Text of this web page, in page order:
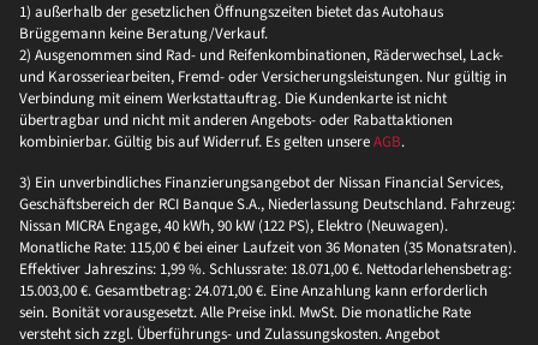
1) außerhalb der gesetzlichen Öffnungszeiten bietet das Autohaus
Brüggemann keine Beratung/Verkauf.
2) Ausgenommen sind Rad- und Reifenkombinationen, Räderwechsel, Lack-
und Karosseriearbeiten, Fremd- oder Versicherungsleistungen. Nur gültig in
Verbindung mit einem Werkstattauftrag. Die Kundenkarte ist nicht
übertragbar und nicht mit anderen Angebots- oder Rabattaktionen
kombinierbar. Gültig bis auf Widerruf. Es gelten unsereAGB.
3) Ein unverbindliches Finanzierungsangebot der Nissan Financial Services,
Geschäftsbereich der RCI Banque S.A., Niederlassung Deutschland. Fahrzeug:
Nissan MICRA Engage, 40 kWh, 90 kW (122 PS), Elektro (Neuwagen).
Monatliche Rate: 115,00 € bei einer Laufzeit von 36 Monaten (35 Monatsraten).
Effektiver Jahreszins: 1,99 %. Schlussrate: 18.071,00 €. Nettodarlehensbetrag:
15.003,00 €. Gesamtbetrag: 24.071,00 €. Eine Anzahlung kann erforderlich
sein. Bonität vorausgesetzt. Alle Preise inkl. MwSt. Die monatliche Rate
versteht sich zzgl. Überführungs- und Zulassungskosten. Angebot